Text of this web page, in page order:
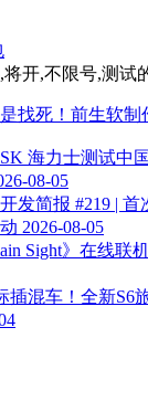
将开,不限号,测试
找死！前生软制
海力士测试中
08-05
发简报 #219 |
2026-08-05
Sight》在线
插混车！全新S6